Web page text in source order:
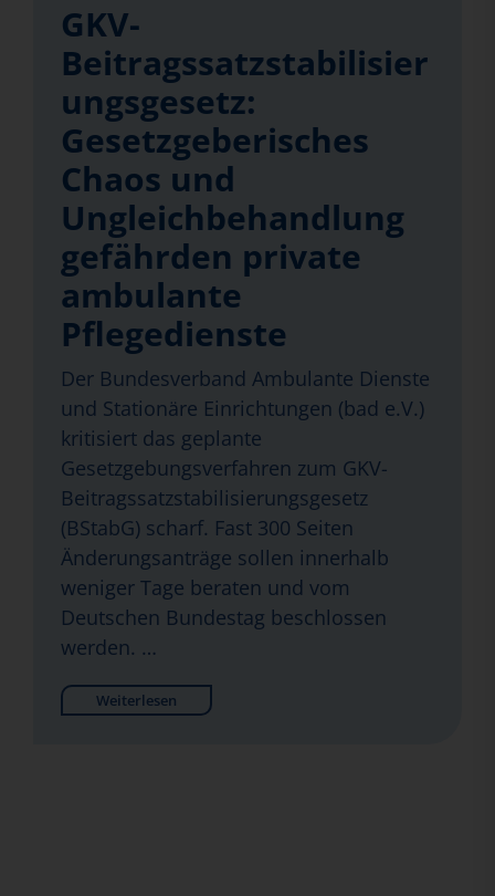
GKV-
Beitragssatzstabilisier
ungsgesetz:
Gesetzgeberisches
Chaos und
Ungleichbehandlung
gefährden private
ambulante
Pflegedienste
Der Bundesverband Ambulante Dienste
und Stationäre Einrichtungen (bad e.V.)
kritisiert das geplante
Gesetzgebungsverfahren zum GKV-
Beitragssatzstabilisierungsgesetz
(BStabG) scharf. Fast 300 Seiten
Änderungsanträge sollen innerhalb
weniger Tage beraten und vom
Deutschen Bundestag beschlossen
werden. …
Weiterlesen